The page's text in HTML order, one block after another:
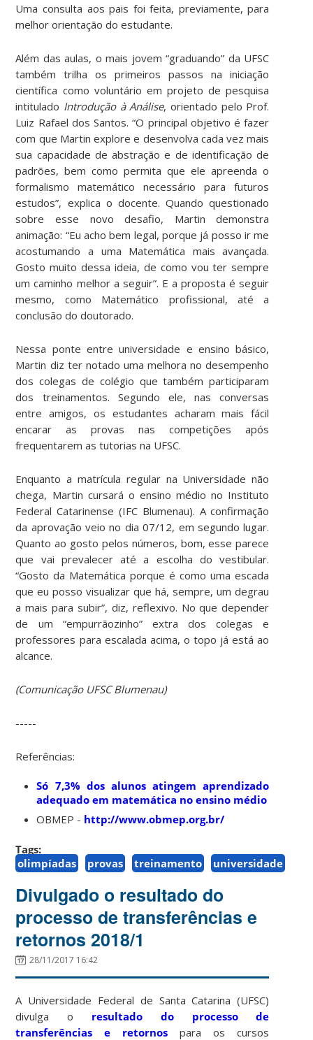
Uma consulta aos pais foi feita, previamente, para
melhor orientação do estudante.
Além das aulas, o mais jovem “graduando” da UFSC
também trilha os primeiros passos na iniciação
científica como voluntário em projeto de pesquisa
intitulado Introdução à Análise, orientado pelo Prof.
Luiz Rafael dos Santos. “O principal objetivo é fazer
com que Martin explore e desenvolva cada vez mais
sua capacidade de abstração e de identificação de
padrões, bem como permita que ele apreenda o
formalismo matemático necessário para futuros
estudos”, explica o docente. Quando questionado
sobre esse novo desafio, Martin demonstra
animação: “Eu acho bem legal, porque já posso ir me
acostumando a uma Matemática mais avançada.
Gosto muito dessa ideia, de como vou ter sempre
um caminho melhor a seguir”. E a proposta é seguir
mesmo, como Matemático profissional, até a
conclusão do doutorado.
Nessa ponte entre universidade e ensino básico,
Martin diz ter notado uma melhora no desempenho
dos colegas de colégio que também participaram
dos treinamentos. Segundo ele, nas conversas
entre amigos, os estudantes acharam mais fácil
encarar as provas nas competições após
frequentarem as tutorias na UFSC.
Enquanto a matrícula regular na Universidade não
chega, Martin cursará o ensino médio no Instituto
Federal Catarinense (IFC Blumenau). A confirmação
da aprovação veio no dia 07/12, em segundo lugar.
Quanto ao gosto pelos números, bom, esse parece
que vai prevalecer até a escolha do vestibular.
“Gosto da Matemática porque é como uma escada
que eu posso visualizar que há, sempre, um degrau
a mais para subir”, diz, reflexivo. No que depender
de um “empurrãozinho” extra dos colegas e
professores para escalada acima, o topo já está ao
alcance.
(Comunicação UFSC Blumenau)
-----
Referências:
Só 7,3% dos alunos atingem aprendizado
adequado em matemática no ensino médio
OBMEP - http://www.obmep.org.br/
Tags:
olimpíadas
provas treinamento universidade
Divulgado o resultado do
processo de transferências e
retornos 2018/1
28/11/2017 16:42
A Universidade Federal de Santa Catarina (UFSC)
divulga o resultado do processo de
transferências e retornos para os cursos